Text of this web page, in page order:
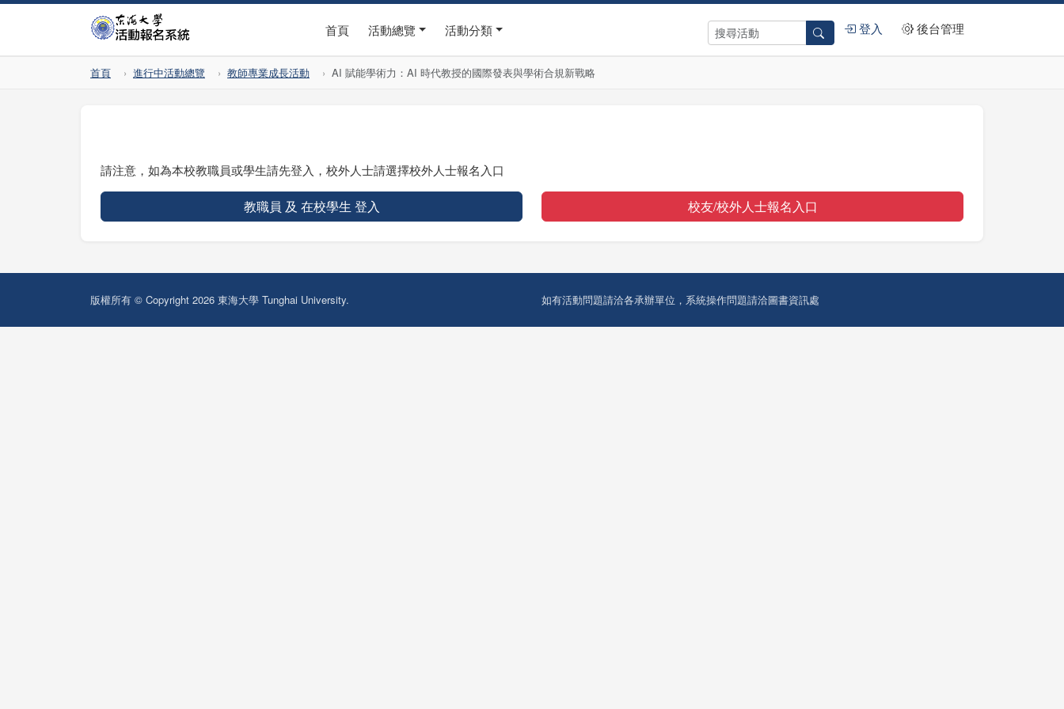
首頁 活動總覽 活動分類 登入 後台管理
首頁 進行中活動總覽 教師專業成長活動 AI 賦能學術力：AI 時代教授的國際發表與學術合規新戰略
請注意，如為本校教職員或學生請先登入，校外人士請選擇校外人士報名入口
教職員 及 在校學生 登入 校友/校外人士報名入口
版權所有 © Copyright 2026 東海大學 Tunghai University. 如有活動問題請洽各承辦單位，系統操作問題請洽圖書資訊處